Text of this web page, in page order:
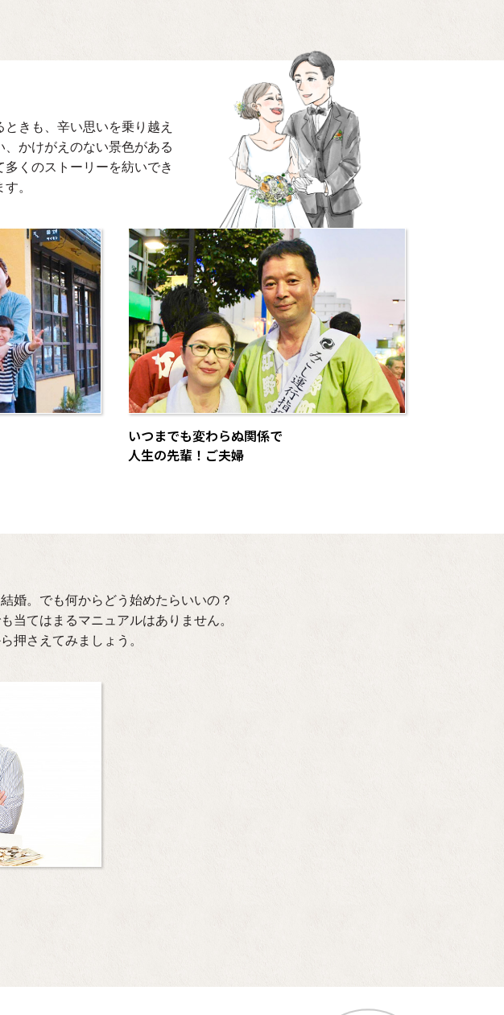
きも、辛い思いを乗り越え
かけがえのない景色がある
くのストーリーを紡いでき
。
いつまでも変わらぬ関係で
人生の先輩！ご夫婦
婚。でも何からどう始めたらいいの？
当てはまるマニュアルはありません。
押さえてみましょう。